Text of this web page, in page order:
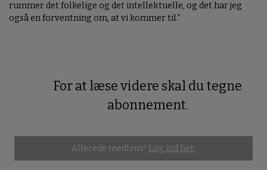
rummer det folkelige og det intellektuelle, og det har jeg
også en forventning om, at vi kommer til.”
For at læse videre skal du tegne
abonnement.
Allerede medlem? Log ind her.